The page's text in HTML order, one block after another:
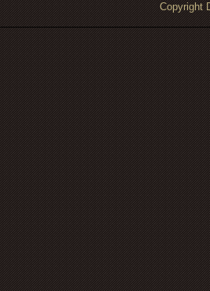
Copyright